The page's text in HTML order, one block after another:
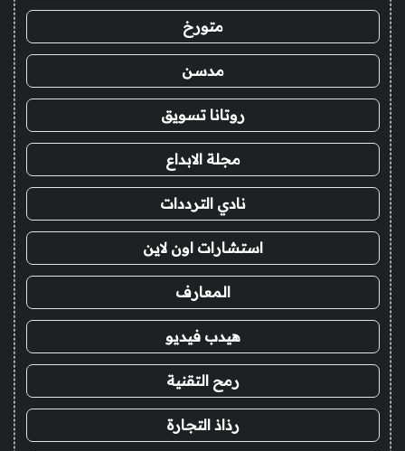
متورخ
مدسن
روتانا تسويق
مجلة الابداع
نادي الترددات
استشارات اون لاين
المعارف
هيدب فيديو
رمح التقنية
رذاذ التجارة